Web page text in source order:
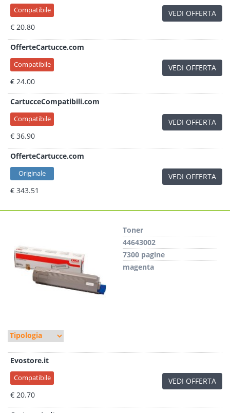
Compatibile
€ 20.80
VEDI OFFERTA
OfferteCartucce.com
Compatibile
€ 24.00
VEDI OFFERTA
CartucceCompatibili.com
Compatibile
€ 36.90
VEDI OFFERTA
OfferteCartucce.com
Originale
€ 343.51
VEDI OFFERTA
Toner
44643002
7300 pagine
magenta
Evostore.it
Compatibile
€ 20.70
VEDI OFFERTA